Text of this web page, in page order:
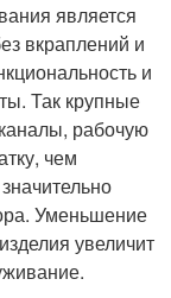
является
вкраплений и
и
Так крупные
рабочую
чем
Уменьшение
увеличит